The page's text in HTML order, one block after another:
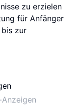
zu erzielen
für Anfänger
zur